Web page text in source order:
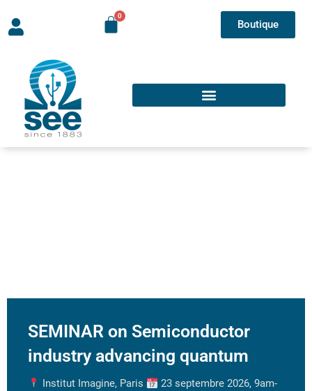
Boutique
SEMINAR on Semiconductor
industry advancing quantum
Institut Imagine, Paris
23 septembre 2026, 9am-